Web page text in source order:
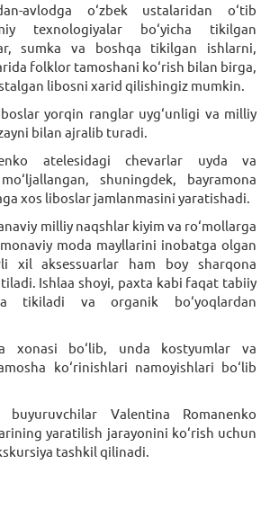
avlodga o‘zbek ustalaridan o‘tib
texnologiyalar bo‘yicha tikilgan
sumka va boshqa tikilgan ishlarni,
folklor tamoshani ko‘rish bilan birga,
libosni xarid qilishingiz mumkin.
yorqin ranglar uyg‘unligi va milliy
bilan ajralib turadi.
atelesidagi chevarlar uyda va
shuningdek, bayramona
xos liboslar jamlanmasini yaratishadi.
milliy naqshlar kiyim va ro‘mollarga
moda mayllarini inobatga olgan
xil aksessuarlar ham boy sharqona
Ishlaa shoyi, paxta kabi faqat tabiiy
tikiladi va organik bo‘yoqlardan
xonasi bo‘lib, unda kostyumlar va
ko‘rinishlari namoyishlari bo‘lib
Valentina Romanenko
yaratilish jarayonini ko‘rish uchun
tashkil qilinadi.